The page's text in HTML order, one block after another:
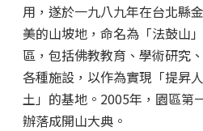
用，遂於一九八九年在台北縣
美的山坡地，命名為「法鼓山
區，包括佛教教育、學術研究
各種施設，以作為實現「提昇
土」的基地。2005年，園區第
辦落成開山大典。